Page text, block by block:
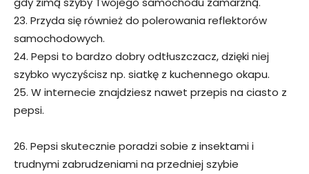
23. Przyda się również do polerowania reflektorów
samochodowych.
24. Pepsi to bardzo dobry odtłuszczacz, dzięki niej
szybko wyczyścisz np. siatkę z kuchennego okapu.
25. W internecie znajdziesz nawet przepis na ciasto z
pepsi.
26. Pepsi skutecznie poradzi sobie z insektami i
trudnymi zabrudzeniami na przedniej szybie